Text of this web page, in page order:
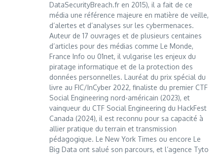
DataSecurityBreach.fr en 2015), il a fait de ce
média une référence majeure en matière de veille,
d’alertes et d’analyses sur les cybermenaces.
Auteur de 17 ouvrages et de plusieurs centaines
d’articles pour des médias comme Le Monde,
France Info ou 01net, il vulgarise les enjeux du
piratage informatique et de la protection des
données personnelles. Lauréat du prix spécial du
livre au FIC/InCyber 2022, finaliste du premier CTF
Social Engineering nord-américain (2023), et
vainqueur du CTF Social Engineering du HackFest
Canada (2024), il est reconnu pour sa capacité à
allier pratique du terrain et transmission
pédagogique. Le New York Times ou encore Le
Big Data ont salué son parcours, et l’agence Tyto